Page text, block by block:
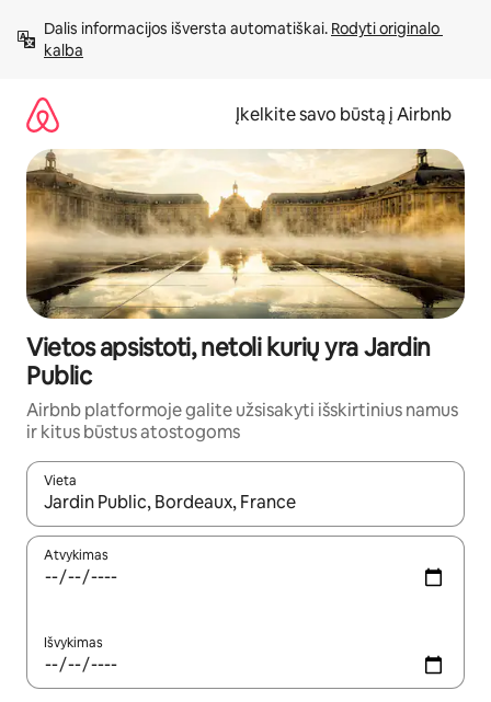
prie
turinio
Dalis informacijos išversta automatiškai. Rodyti originalo
kalba
Įkelkite savo būstą į Airbnb
Vietos apsistoti, netoli kurių yra Jardin
Public
Airbnb platformoje galite užsisakyti išskirtinius namus
ir kitus būstus atostogoms
Vieta
Kai pasirodys paieškos rezultatai, juos naršyti galite
Atvykimas
Išvykimas